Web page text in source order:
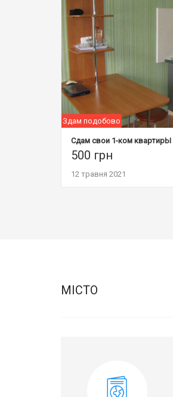
Здам подобово
500 грн
12 травня 2021
МІСТО